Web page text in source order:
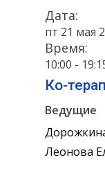
Дата:
пт 21 мая
Время:
10:00 -
Ко-
Ведущие
Леонова